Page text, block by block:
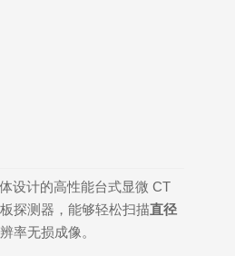
设计的高性能台式显微 CT
探测器，能够轻松扫描直径
率无损成像。